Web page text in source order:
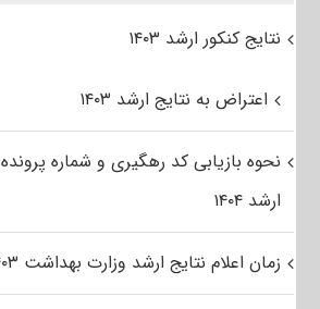
نتایج کنکور ارشد ۱۴۰۳
اعتراض به نتایج ارشد ۱۴۰۳
نحوه بازیابی کد رهگیری و شماره پرونده
ارشد ۱۴۰۴
زمان اعلام نتایج ارشد وزارت بهداشت ۱۴۰۳